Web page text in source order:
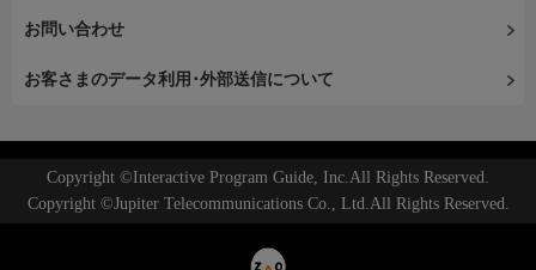
お問い合わせ
お客さまのデータ利用･外部送信について
Copyright ©Interactive Program Guide, Inc.All Rights Reserved.
Copyright ©Jupiter Telecommunications Co., Ltd.All Rights Reserved.